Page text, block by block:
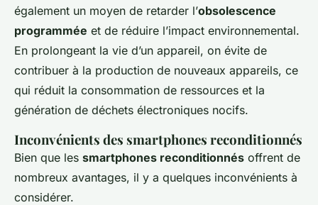
également un moyen de retarder l’obsolescence
programmée et de réduire l’impact environnemental.
En prolongeant la vie d’un appareil, on évite de
contribuer à la production de nouveaux appareils, ce
qui réduit la consommation de ressources et la
génération de déchets électroniques nocifs.
Inconvénients des smartphones reconditionnés
Bien que les smartphones reconditionnés offrent de
nombreux avantages, il y a quelques inconvénients à
considérer.